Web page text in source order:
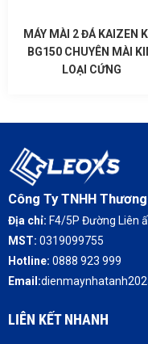
MÁY MÀI 2 ĐÁ KAIZEN
BG150 CHUYÊN MÀI
LOẠI CỨNG
Công Ty TNHH
Địa chỉ: F4/5P Đường Liên
MST: 0319099755
Hotline: 0888 923 999
Email:
LIÊN KẾT NHANH